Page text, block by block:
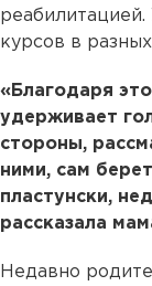
курсов в
«Благодаря
удерживает
стороны,
ними, сам
пластунски,
рассказала
Недавно